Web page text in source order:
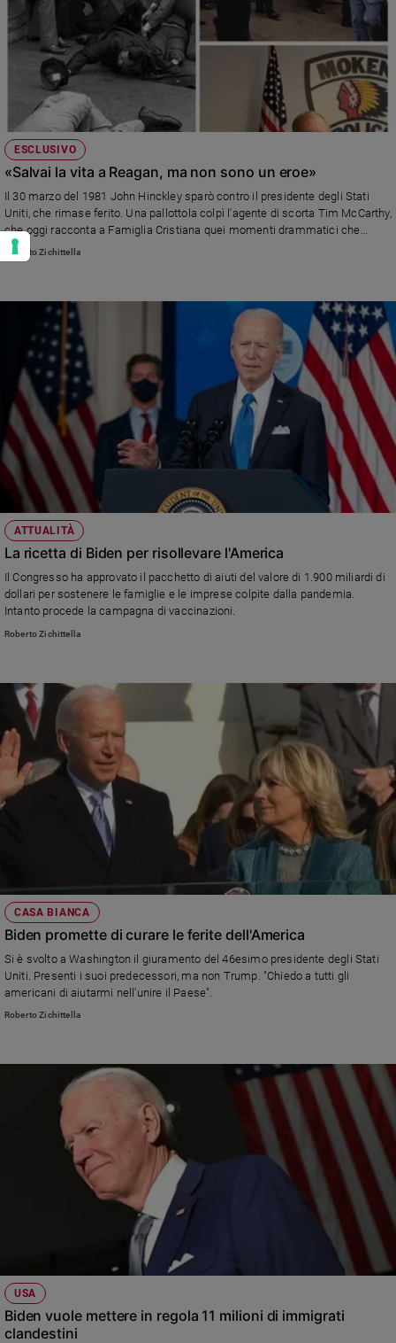
ESCLUSIVO
«Salvai la vita a Reagan, ma non sono un eroe»
Il 30 marzo del 1981 John Hinckley sparò contro il presidente degli Stati
Uniti, che rimase ferito. Una pallottola colpì l'agente di scorta Tim McCarthy,
che oggi racconta a Famiglia Cristiana quei momenti drammatici che
tennero l'America e il mondo con il fiato sospeso
Roberto Zichittella
ATTUALITÀ
La ricetta di Biden per risollevare l'America
Il Congresso ha approvato il pacchetto di aiuti del valore di 1.900 miliardi di
dollari per sostenere le famiglie e le imprese colpite dalla pandemia.
Intanto procede la campagna di vaccinazioni.
Roberto Zichittella
CASA BIANCA
Biden promette di curare le ferite dell'America
Si è svolto a Washington il giuramento del 46esimo presidente degli Stati
Uniti. Presenti i suoi predecessori, ma non Trump. "Chiedo a tutti gli
americani di aiutarmi nell'unire il Paese".
Roberto Zichittella
USA
Biden vuole mettere in regola 11 milioni di immigrati
clandestini